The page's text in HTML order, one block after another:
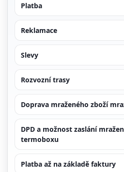
Platba
Reklamace
Slevy
Rozvozní trasy
Doprava mraženého zboží
DPD a možnost zaslání
termoboxu
Platba až na základě faktury